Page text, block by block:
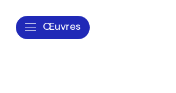
Œuvres